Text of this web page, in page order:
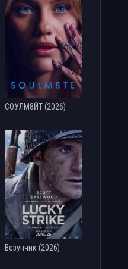
СОУЛМ8ЙТ (2026)
Везунчик (2026)